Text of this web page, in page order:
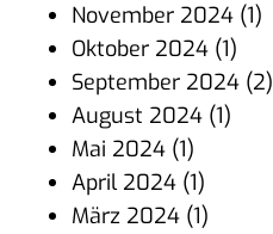
November 2024 (1)
Oktober 2024 (1)
September 2024 (2)
August 2024 (1)
Mai 2024 (1)
April 2024 (1)
März 2024 (1)